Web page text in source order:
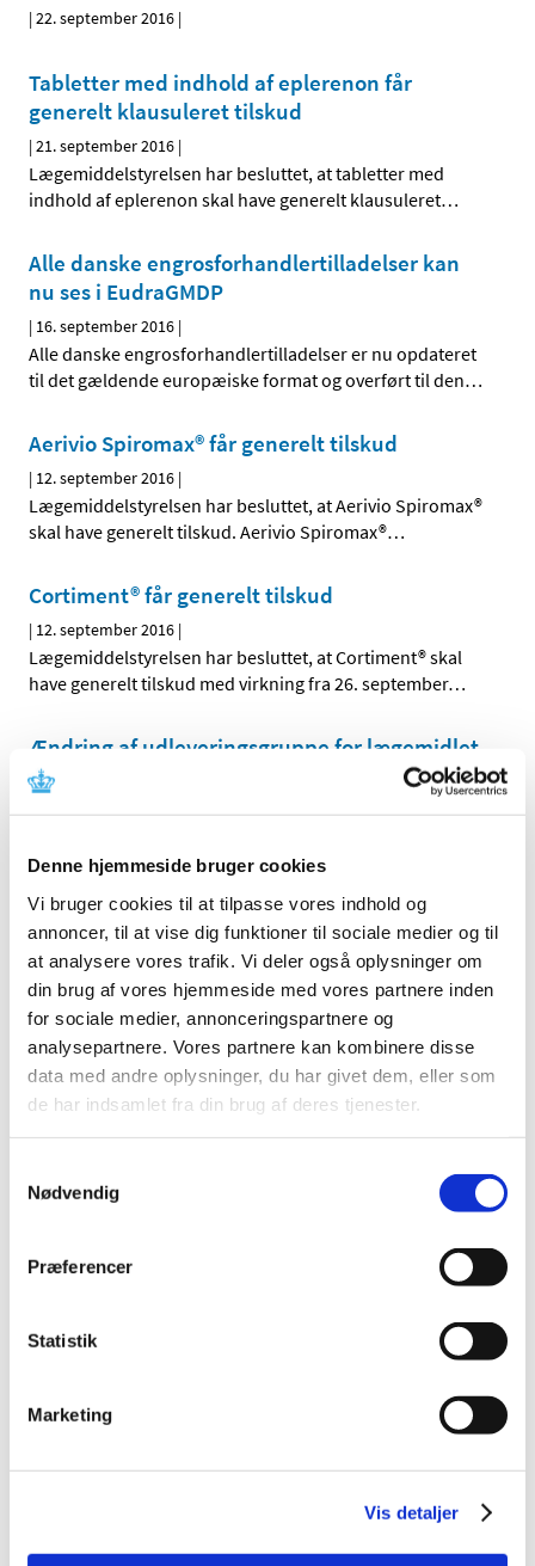
Denne hjemmeside bruger cookies
Vi bruger cookies til at tilpasse vores indhold og
annoncer, til at vise dig funktioner til sociale medier og til
at analysere vores trafik. Vi deler også oplysninger om
din brug af vores hjemmeside med vores partnere inden
for sociale medier, annonceringspartnere og
analysepartnere. Vores partnere kan kombinere disse
data med andre oplysninger, du har givet dem, eller som
de har indsamlet fra din brug af deres tjenester.
Nødvendig
Præferencer
Statistik
Marketing
Vis detaljer
|22. september 2016 |
Tabletter med indhold af eplerenon får
generelt klausuleret tilskud
|21. september 2016 |
Lægemiddelstyrelsen har besluttet, at tabletter med
indhold af eplerenon skal have generelt klausuleret…
Alle danske engrosforhandlertilladelser kan
nu ses i EudraGMDP
| 16. september 2016 |
Alle danske engrosforhandlertilladelser er nu opdateret
til det gældende europæiske format og overført til den…
Aerivio Spiromax® får generelt tilskud
| 12. september 2016 |
Lægemiddelstyrelsen har besluttet, at Aerivio Spiromax®
skal have generelt tilskud. Aerivio Spiromax®…
Cortiment® får generelt tilskud
| 12. september 2016 |
Lægemiddelstyrelsen har besluttet, at Cortiment® skal
have generelt tilskud med virkning fra 26. september…
Ændring af udleveringsgruppe for lægemidlet
Onytec, medicinsk neglelak i
Udleveringsgruppen for lægemidlet Onytec, medicinsk
neglelak 80 mg/g, ændres pr. 19. december 2016.
Novo Nordisk tilbagekalder
diabetesmedicinen GlucaGen® Hypokit
|5. september 2016|
Novo Nordisk A/S tilbagekalder batch (et parti) af
GlucaGen® Hypokit i Danmark, da enkelte produkter…
TID
2025 (158)
2023 (195)
2019 (159)